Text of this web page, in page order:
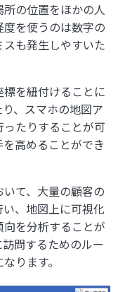
」で頭上の飛
ートヒストリー』で自
う
取って旅の思い出を残
名でよく見る「ケ」の
のスタンプラリーで都
よう
の位置をほかの人
を使うのは数字の
も発生しやすいた
を紐付けることに
、スマホの地図ア
たりすることが可
高めることができ
て、大量の顧客の
、地図上に可視化
を分析することが
問するためのルー
ります。